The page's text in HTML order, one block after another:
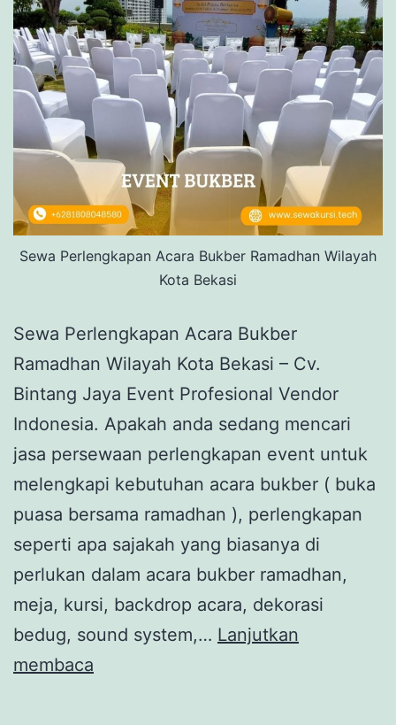
Sewa Perlengkapan Acara Bukber Ramadhan Wilayah
Kota Bekasi
Sewa Perlengkapan Acara Bukber
Ramadhan Wilayah Kota Bekasi – Cv.
Bintang Jaya Event Profesional Vendor
Indonesia. Apakah anda sedang mencari
jasa persewaan perlengkapan event untuk
melengkapi kebutuhan acara bukber ( buka
puasa bersama ramadhan ), perlengkapan
seperti apa sajakah yang biasanya di
perlukan dalam acara bukber ramadhan,
meja, kursi, backdrop acara, dekorasi
bedug, sound system,… Lanjutkan
membaca